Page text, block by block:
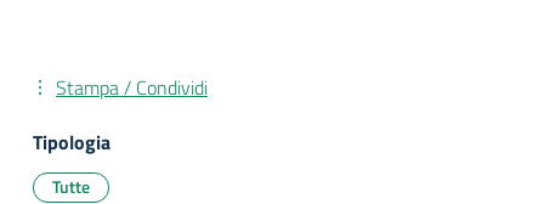
Stampa / Condividi
Tipologia
Tutte